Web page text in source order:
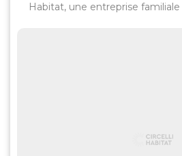
Habitat, une entreprise